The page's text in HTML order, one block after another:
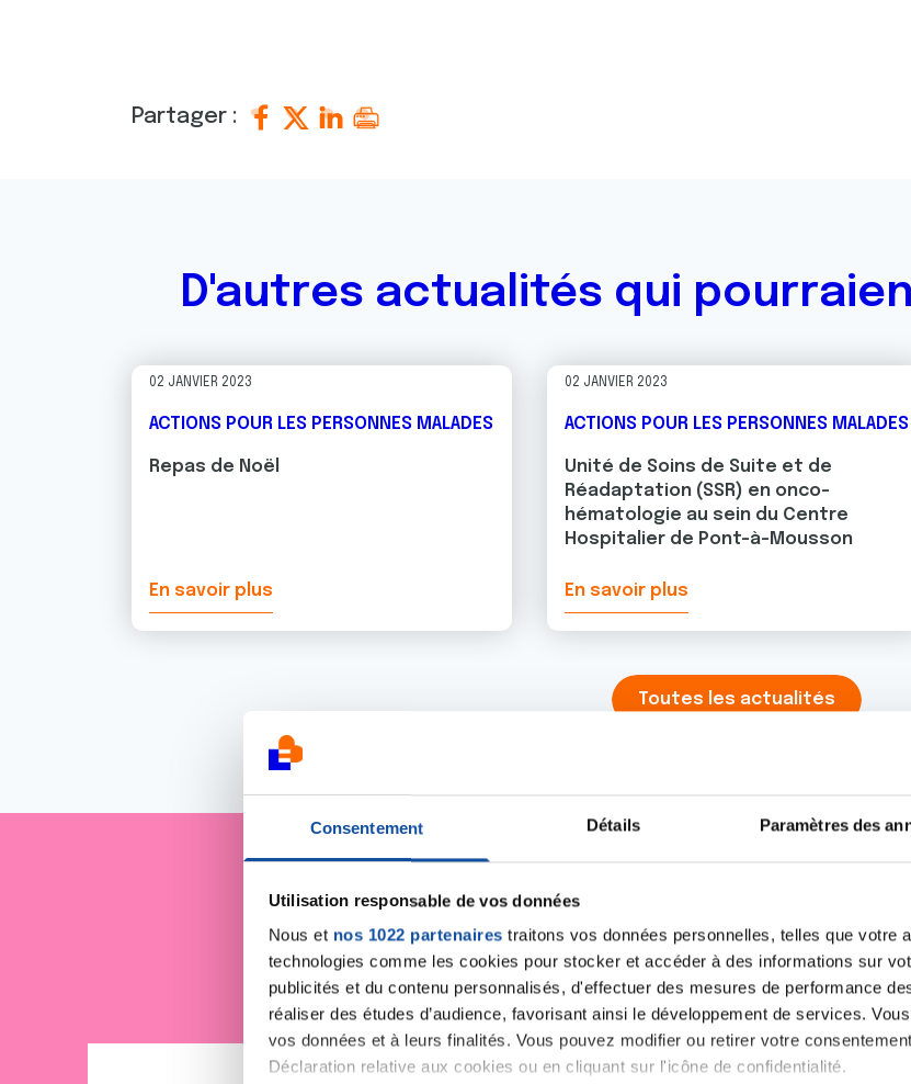
Consentement Détails Paramètres des
Utilisation responsable de vos données
Nous et nos 1022 partenaires traitons vos données personnelles, telles que votre
technologies comme les cookies pour stocker et accéder à des informations sur
publicités et du contenu personnalisés, d'effectuer des mesures de performance
réaliser des études d’audience, favorisant ainsi le développement de services.
vos données et à leurs finalités. Vous pouvez modifier ou retirer votre
Déclaration relative aux cookies ou en cliquant sur l'icône de confidentialité.
Partager :
D'autres actualités qui
02 JANVIER 2023
ACTIONS POUR LES PERSONNES MALADES
Repas de Noël
En savoir plus
02 JANVIER 2023
ACTIONS POUR LES PERSONNES MALADES
Unité de Soins de Suite et de
Réadaptation (SSR) en onco-
hématologie au sein du Centre
Hospitalier de Pont-à-Mousson
En savoir plus
Toutes les actualités
Je soutiens